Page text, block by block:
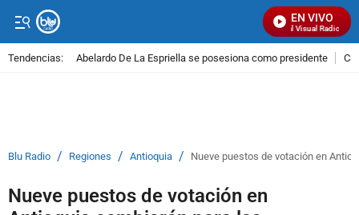
EN VIVO
Señal Visual Radio
Tendencias: Abelardo De La Espriella se posesiona como presidente
Blu Radio / Regiones / Antioquia / Nueve puestos de votación en
Nueve puestos de votación en